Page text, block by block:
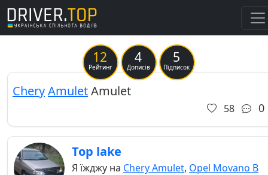
12
Рейтинг
4
Дописів
5
Підписок
Previous
CheryAmuletAmulet
58 0
Top lake
Я їжджу на Chery Amulet, Opel Movano B